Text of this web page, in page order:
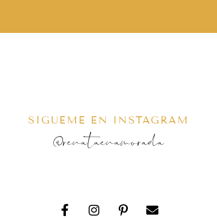
SÍGUEME EN INSTAGRAM
@renataenamorada